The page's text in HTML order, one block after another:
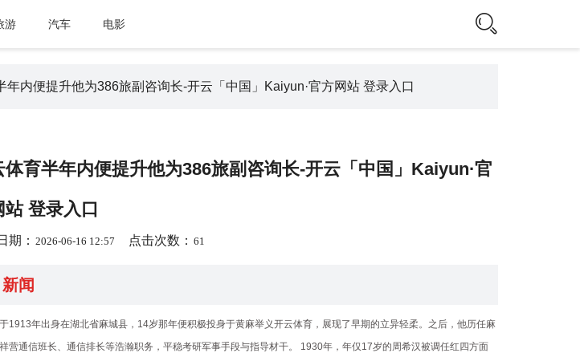
游 汽车 电影
年内便提升他为386旅副咨询长-开云「中国」Kaiyun·官方网站 登录入口
体育半年内便提升他为386旅副咨询长-开云「中国」Kaiyun·官
站 登录入口
期： 2026-06-16 12:57 点击次数： 61
新闻
1913年出身在湖北省麻城县，14岁那年便积极投身于黄麻举义开云体育，展现了早期的立异轻柔。之后，他历任麻
营通信班长、通信排长等浩瀚职务，平稳考研军事手段与指导材干。 1930年，年仅17岁的周希汉被调任红四方面